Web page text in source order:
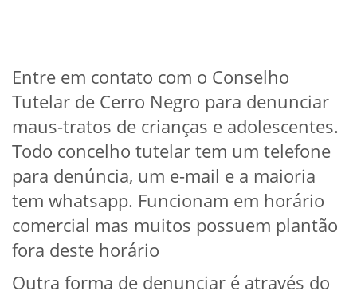
Entre em contato com o Conselho
Tutelar de Cerro Negro para denunciar
maus-tratos de crianças e adolescentes.
Todo concelho tutelar tem um telefone
para denúncia, um e-mail e a maioria
tem whatsapp. Funcionam em horário
comercial mas muitos possuem plantão
fora deste horário
Outra forma de denunciar é através do